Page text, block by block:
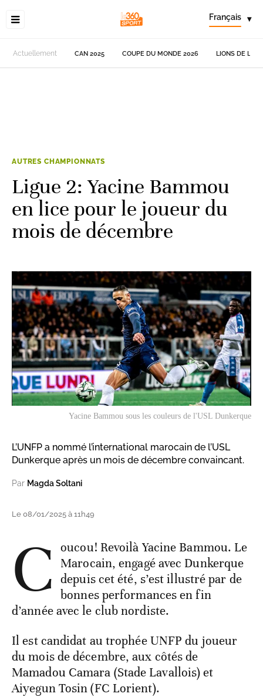
Français ▾
Actuellement CAN 2025 COUPE DU MONDE 2026 LIONS DE
AUTRES CHAMPIONNATS
Ligue 2: Yacine Bammou
en lice pour le joueur du
mois de décembre
Yacine Bammou sous les couleurs de l'USL Dunkerque
L’UNFP a nommé l’international marocain de l’USL
Dunkerque après un mois de décembre convaincant.
Par Magda Soltani
Le 08/01/2025 à 11h49
C oucou! Revoilà Yacine Bammou. Le
Marocain, engagé avec Dunkerque
depuis cet été, s’est illustré par de
bonnes performances en fin
d’année avec le club nordiste.
Il est candidat au trophée UNFP du joueur
du mois de décembre, aux côtés de
Mamadou Camara (Stade Lavallois) et
Aiyegun Tosin (FC Lorient).